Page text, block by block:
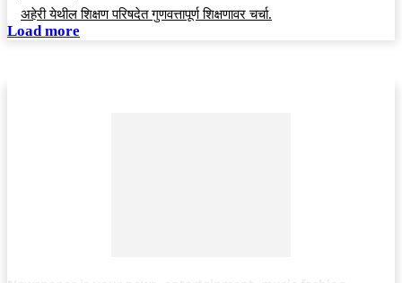
अहेरी येथील शिक्षण परिषदेत गुणवत्तापूर्ण शिक्षणावर चर्चा.
Load more